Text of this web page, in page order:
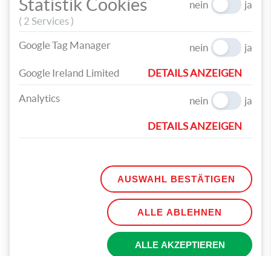
Fertig ist das zart gefüllte Diamant-Herz, das deine Liebsten
am Valentinstag mit strahlenden Augen und einem Lächeln im
Gesicht überraschen wird.
Statistik Cookies
( 2 Services )
nein ja
Google Tag Manager nein ja
Google Ireland Limited DETAILS ANZEIGEN
Analytics nein ja
DETAILS ANZEIGEN
AUSWAHL BESTÄTIGEN
ALLE ABLEHNEN
ALLE AKZEPTIEREN